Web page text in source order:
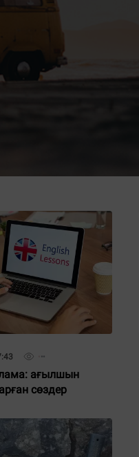
ағылшын
сөздер